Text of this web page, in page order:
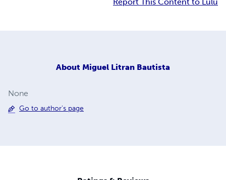
About Miguel Litran Bautista
None
Go to author's page